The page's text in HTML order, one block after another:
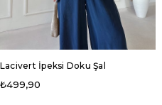
Lacivert İpeksi Doku Şal
₺499,90